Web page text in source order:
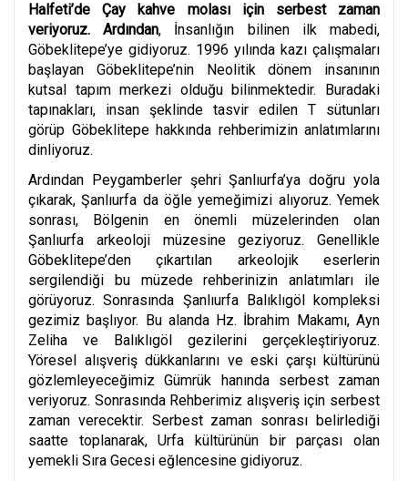
Halfeti’de Çay kahve molası için serbest zaman
veriyoruz. Ardından, İnsanlığın bilinen ilk mabedi,
Göbeklitepe’ye gidiyoruz. 1996 yılında kazı çalışmaları
başlayan Göbeklitepe’nin Neolitik dönem insanının
kutsal tapım merkezi olduğu bilinmektedir. Buradaki
tapınakları, insan şeklinde tasvir edilen T sütunları
görüp Göbeklitepe hakkında rehberimizin anlatımlarını
dinliyoruz.
Ardından Peygamberler şehri Şanlıurfa’ya doğru yola
çıkarak, Şanlıurfa da öğle yemeğimizi alıyoruz. Yemek
sonrası, Bölgenin en önemli müzelerinden olan
Şanlıurfa arkeoloji müzesine geziyoruz. Genellikle
Göbeklitepe’den çıkartılan arkeolojik eserlerin
sergilendiği bu müzede rehberinizin anlatımları ile
görüyoruz. Sonrasında Şanlıurfa Balıklıgöl kompleksi
gezimiz başlıyor. Bu alanda Hz. İbrahim Makamı, Ayn
Zeliha ve Balıklıgöl gezilerini gerçekleştiriyoruz.
Yöresel alışveriş dükkanlarını ve eski çarşı kültürünü
gözlemleyeceğimiz Gümrük hanında serbest zaman
veriyoruz. Sonrasında Rehberimiz alışveriş için serbest
zaman verecektir. Serbest zaman sonrası belirlediği
saatte toplanarak, Urfa kültürünün bir parçası olan
yemekli Sıra Gecesi eğlencesine gidiyoruz.